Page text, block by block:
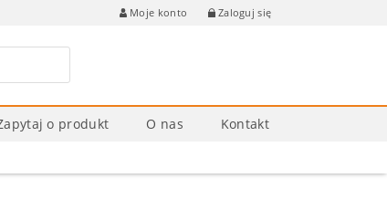
Moje konto Zaloguj się
o produkt O nas Kontakt